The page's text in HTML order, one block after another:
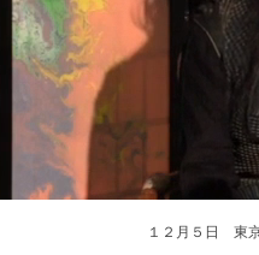
１２月５日 東